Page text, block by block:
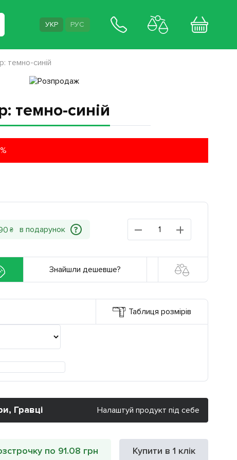
темно-синій
₴ ?
Знайшли дешевше?
Таблиця розмірів
Гравці Налаштуй продукт під себе
по 91.08 грн Купити в 1 клік
УКР РУС
темно-синій